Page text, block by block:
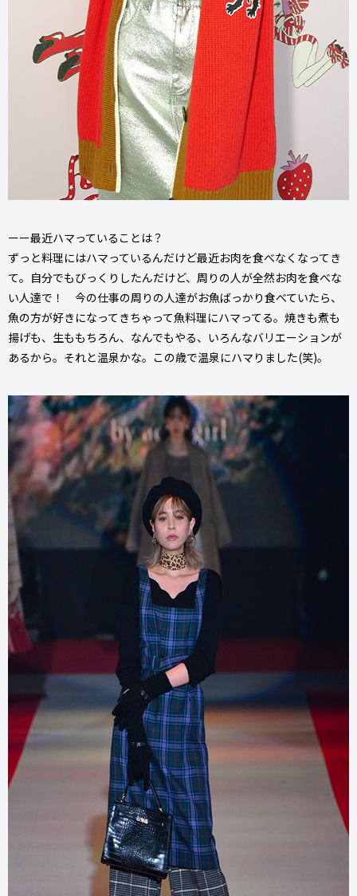
ーー最近ハマっていることは？
ずっと料理にはハマっているんだけど最近お肉を食べなくなってき
て。自分でもびっくりしたんだけど、周りの人が全然お肉を食べな
い人達で！ 今の仕事の周りの人達がお魚ばっかり食べていたら、
魚の方が好きになってきちゃって魚料理にハマってる。焼きも煮も
揚げも、生ももちろん、なんでもやる、いろんなバリエーションが
あるから。それと温泉かな。この歳で温泉にハマりました(笑)。